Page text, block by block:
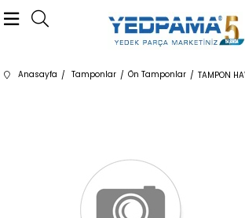
Anasayfa Tamponlar Ön Tamponlar